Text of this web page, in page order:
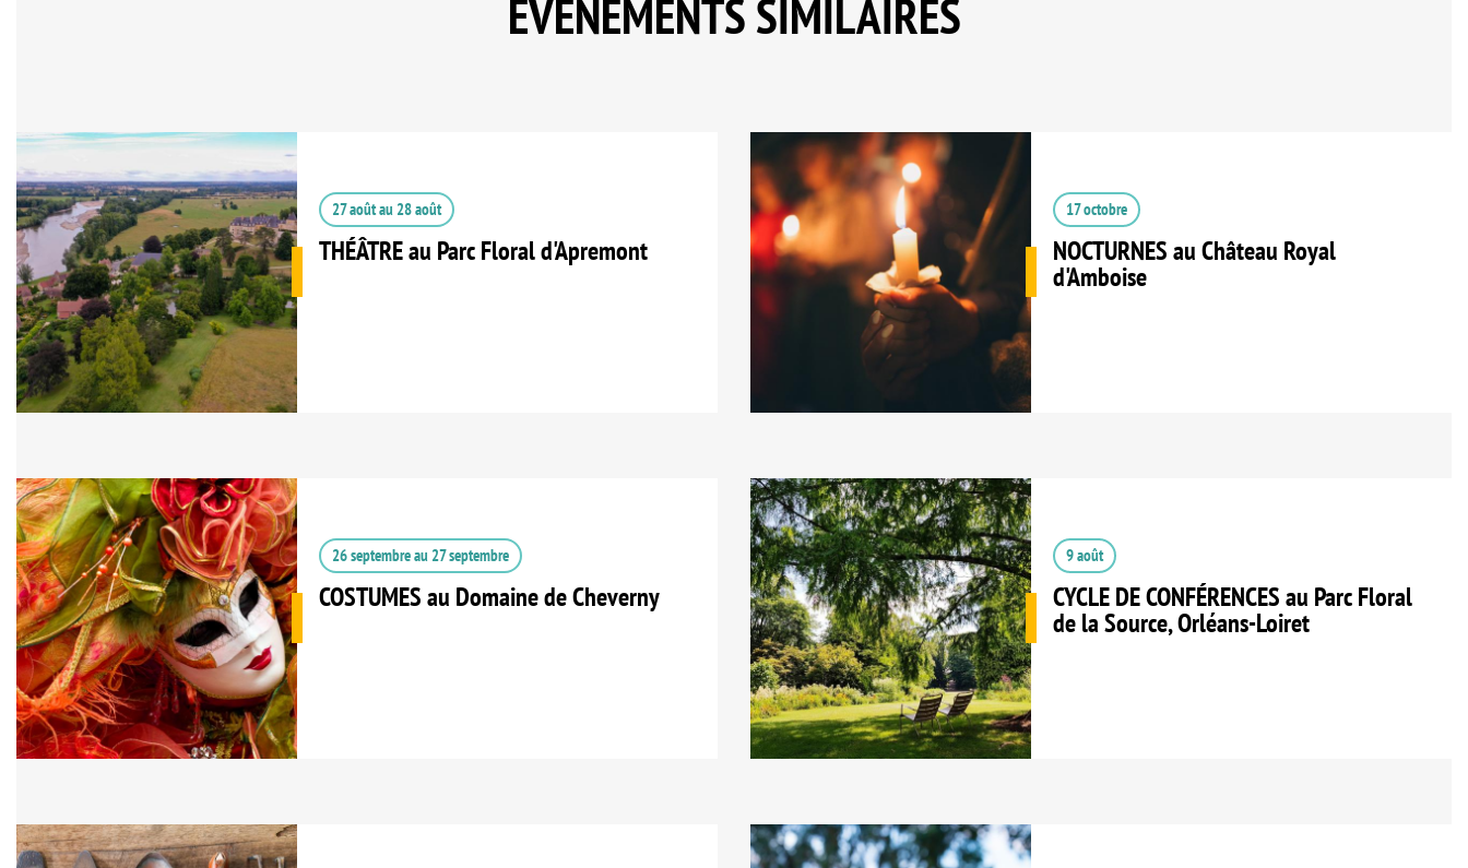
EVÈNEMENTS SIMILAIRES
27 aoûtau 28 août
THÉÂTRE au Parc Floral d'Apremont
17 octobre
NOCTURNES au Château Royal
d'Amboise
26 septembreau 27 septembre
COSTUMES au Domaine de Cheverny
9 août
CYCLE DE CONFÉRENCES au Parc Floral
de la Source, Orléans-Loiret